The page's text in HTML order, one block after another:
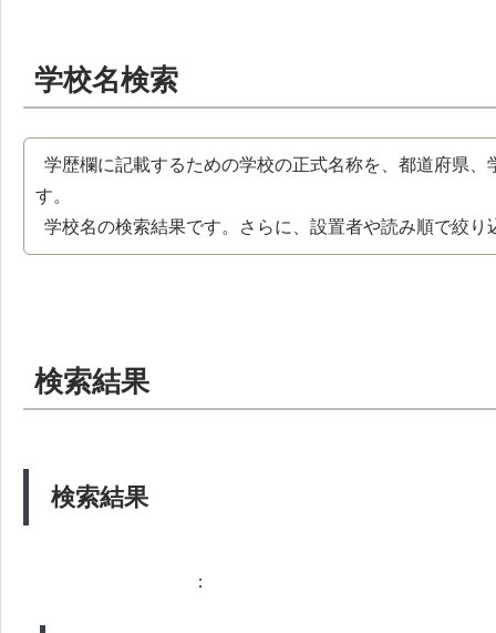
学校名検索
学歴欄に記載するための学校の正式名称を、都道府県
す。
学校名の検索結果です。さらに、設置者や読み順で絞り
検索結果
検索結果
：